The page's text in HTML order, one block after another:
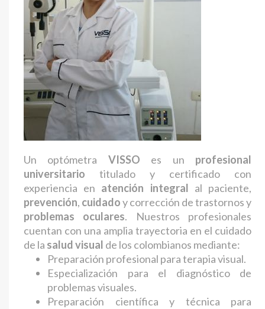
Un optómetra VISSO es un profesional
universitario titulado y certificado con
experiencia en atención integral al paciente,
prevención, cuidadoy corrección de trastornos y
problemas oculares. Nuestros profesionales
cuentan con una amplia trayectoria en el cuidado
de la salud visual de los colombianos mediante:
Preparación profesional para terapia visual.
Especialización para el diagnóstico de
problemas visuales.
Preparación científica y técnica para